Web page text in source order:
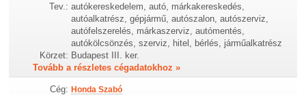
Tev.: autókereskedelem, autó, márkakereskedés,
autóalkatrész, gépjármű, autószalon, autószerviz,
autófelszerelés, márkaszerviz, autómentés,
autókölcsönzés, szerviz, hitel, bérlés, járműalkatrész
Körzet: Budapest III. ker.
Tovább a részletes cégadatokhoz »
Cég: Honda Szabó